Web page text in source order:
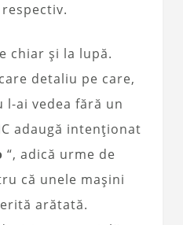
chiar și la lupă.
detaliu pe care,
l-ai vedea fără un
adaugă intenționat
“, adică urme de
că unele mașini
arătată.